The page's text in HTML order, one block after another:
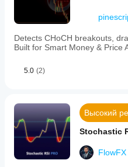
Detects CHoCH breakouts,
Built for Smart Money & Price
5.0 (2)
Высокий
Stochastic
FlowFX